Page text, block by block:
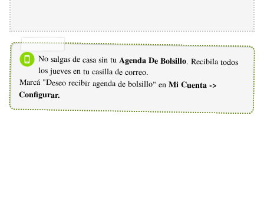
No salgas de casa sin tu Agenda De Bolsillo. Recibila todos
los jueves en tu casilla de correo.
Marcá "Deseo recibir agenda de bolsillo" en Mi Cuenta ->
Configurar.